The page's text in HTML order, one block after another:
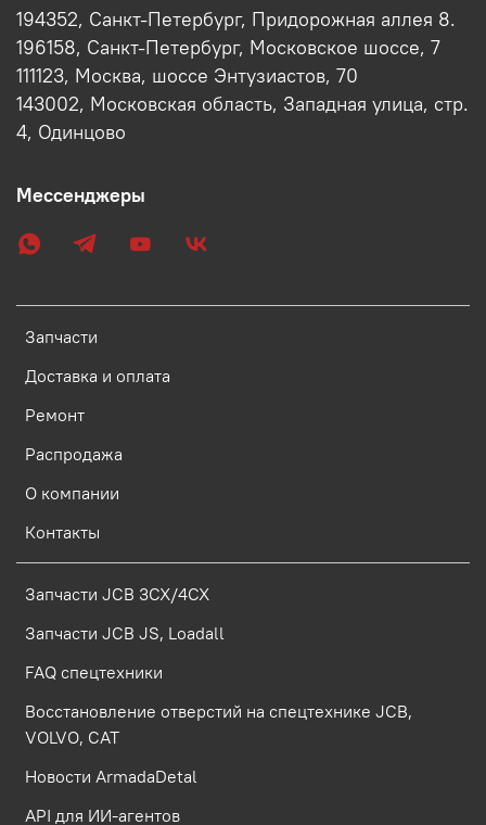
Запчасти
Доставка и оплата
Ремонт
Распродажа
О компании
Контакты
Запчасти JCB 3CX/4CX
Запчасти JCB JS, Loadall
FAQ спецтехники
Восстановление отверстий на спецтехнике JCB,
VOLVO, CAT
Новости ArmadaDetal
API для ИИ-агентов
194352, Санкт-Петербург, Придорожная аллея 8.
196158, Санкт-Петербург, Московское шоссе, 7
111123, Москва, шоссе Энтузиастов, 70
143002, Московская область, Западная улица, стр.
4, Одинцово
Мессенджеры